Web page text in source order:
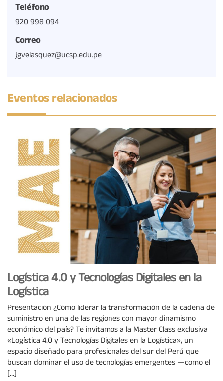
Teléfono
920 998 094
Correo
jgvelasquez@ucsp.edu.pe
Eventos relacionados
Logística 4.0 y Tecnologías Digitales en la
Logística
Presentación ¿Cómo liderar la transformación de la cadena de
suministro en una de las regiones con mayor dinamismo
económico del país? Te invitamos a la Master Class exclusiva
«Logística 4.0 y Tecnologías Digitales en la Logística», un
espacio diseñado para profesionales del sur del Perú que
buscan dominar el uso de tecnologías emergentes —como el
[…]